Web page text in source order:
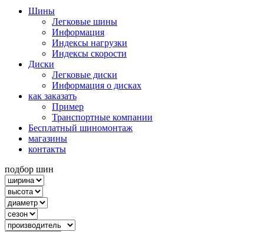
Шины
Легковые шины
Информация
Индексы нагрузки
Индексы скорости
Диски
Легковые диски
Информация о дисках
как заказать
Пример
Транспортные компании
Бесплатный шиномонтаж
магазины
контакты
подбор шин